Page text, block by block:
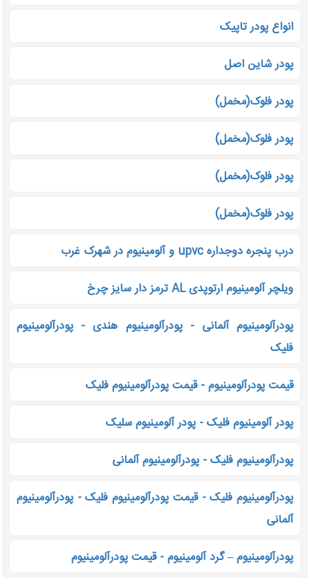
انواع پودر تاپیک
پودر شاین اصل
پودر فلوک(مخمل)
پودر فلوک(مخمل)
پودر فلوک(مخمل)
پودر فلوک(مخمل)
درب پنجره دوجداره upvc و آلومینیوم در شهرک غرب
ویلچر آلومینیوم ارتوپدی AL ترمز دار سایز چرخ
پودرآلومینیوم آلمانی - پودرآلومینیوم هندی - پودرآلومینیوم
فلیک
قیمت پودرآلومینیوم - قیمت پودرآلومینیوم فلیک
پودر آلومینیوم فلیک - پودر آلومینیوم سلیک
پودرآلومینیوم فلیک - پودرآلومینیوم آلمانی
پودرآلومینیوم فلیک - قیمت پودرآلومینیوم فلیک - پودرآلومینیوم
آلمانی
پودرآلومینیوم – گرد آلومینیوم - قیمت پودرآلومینیوم